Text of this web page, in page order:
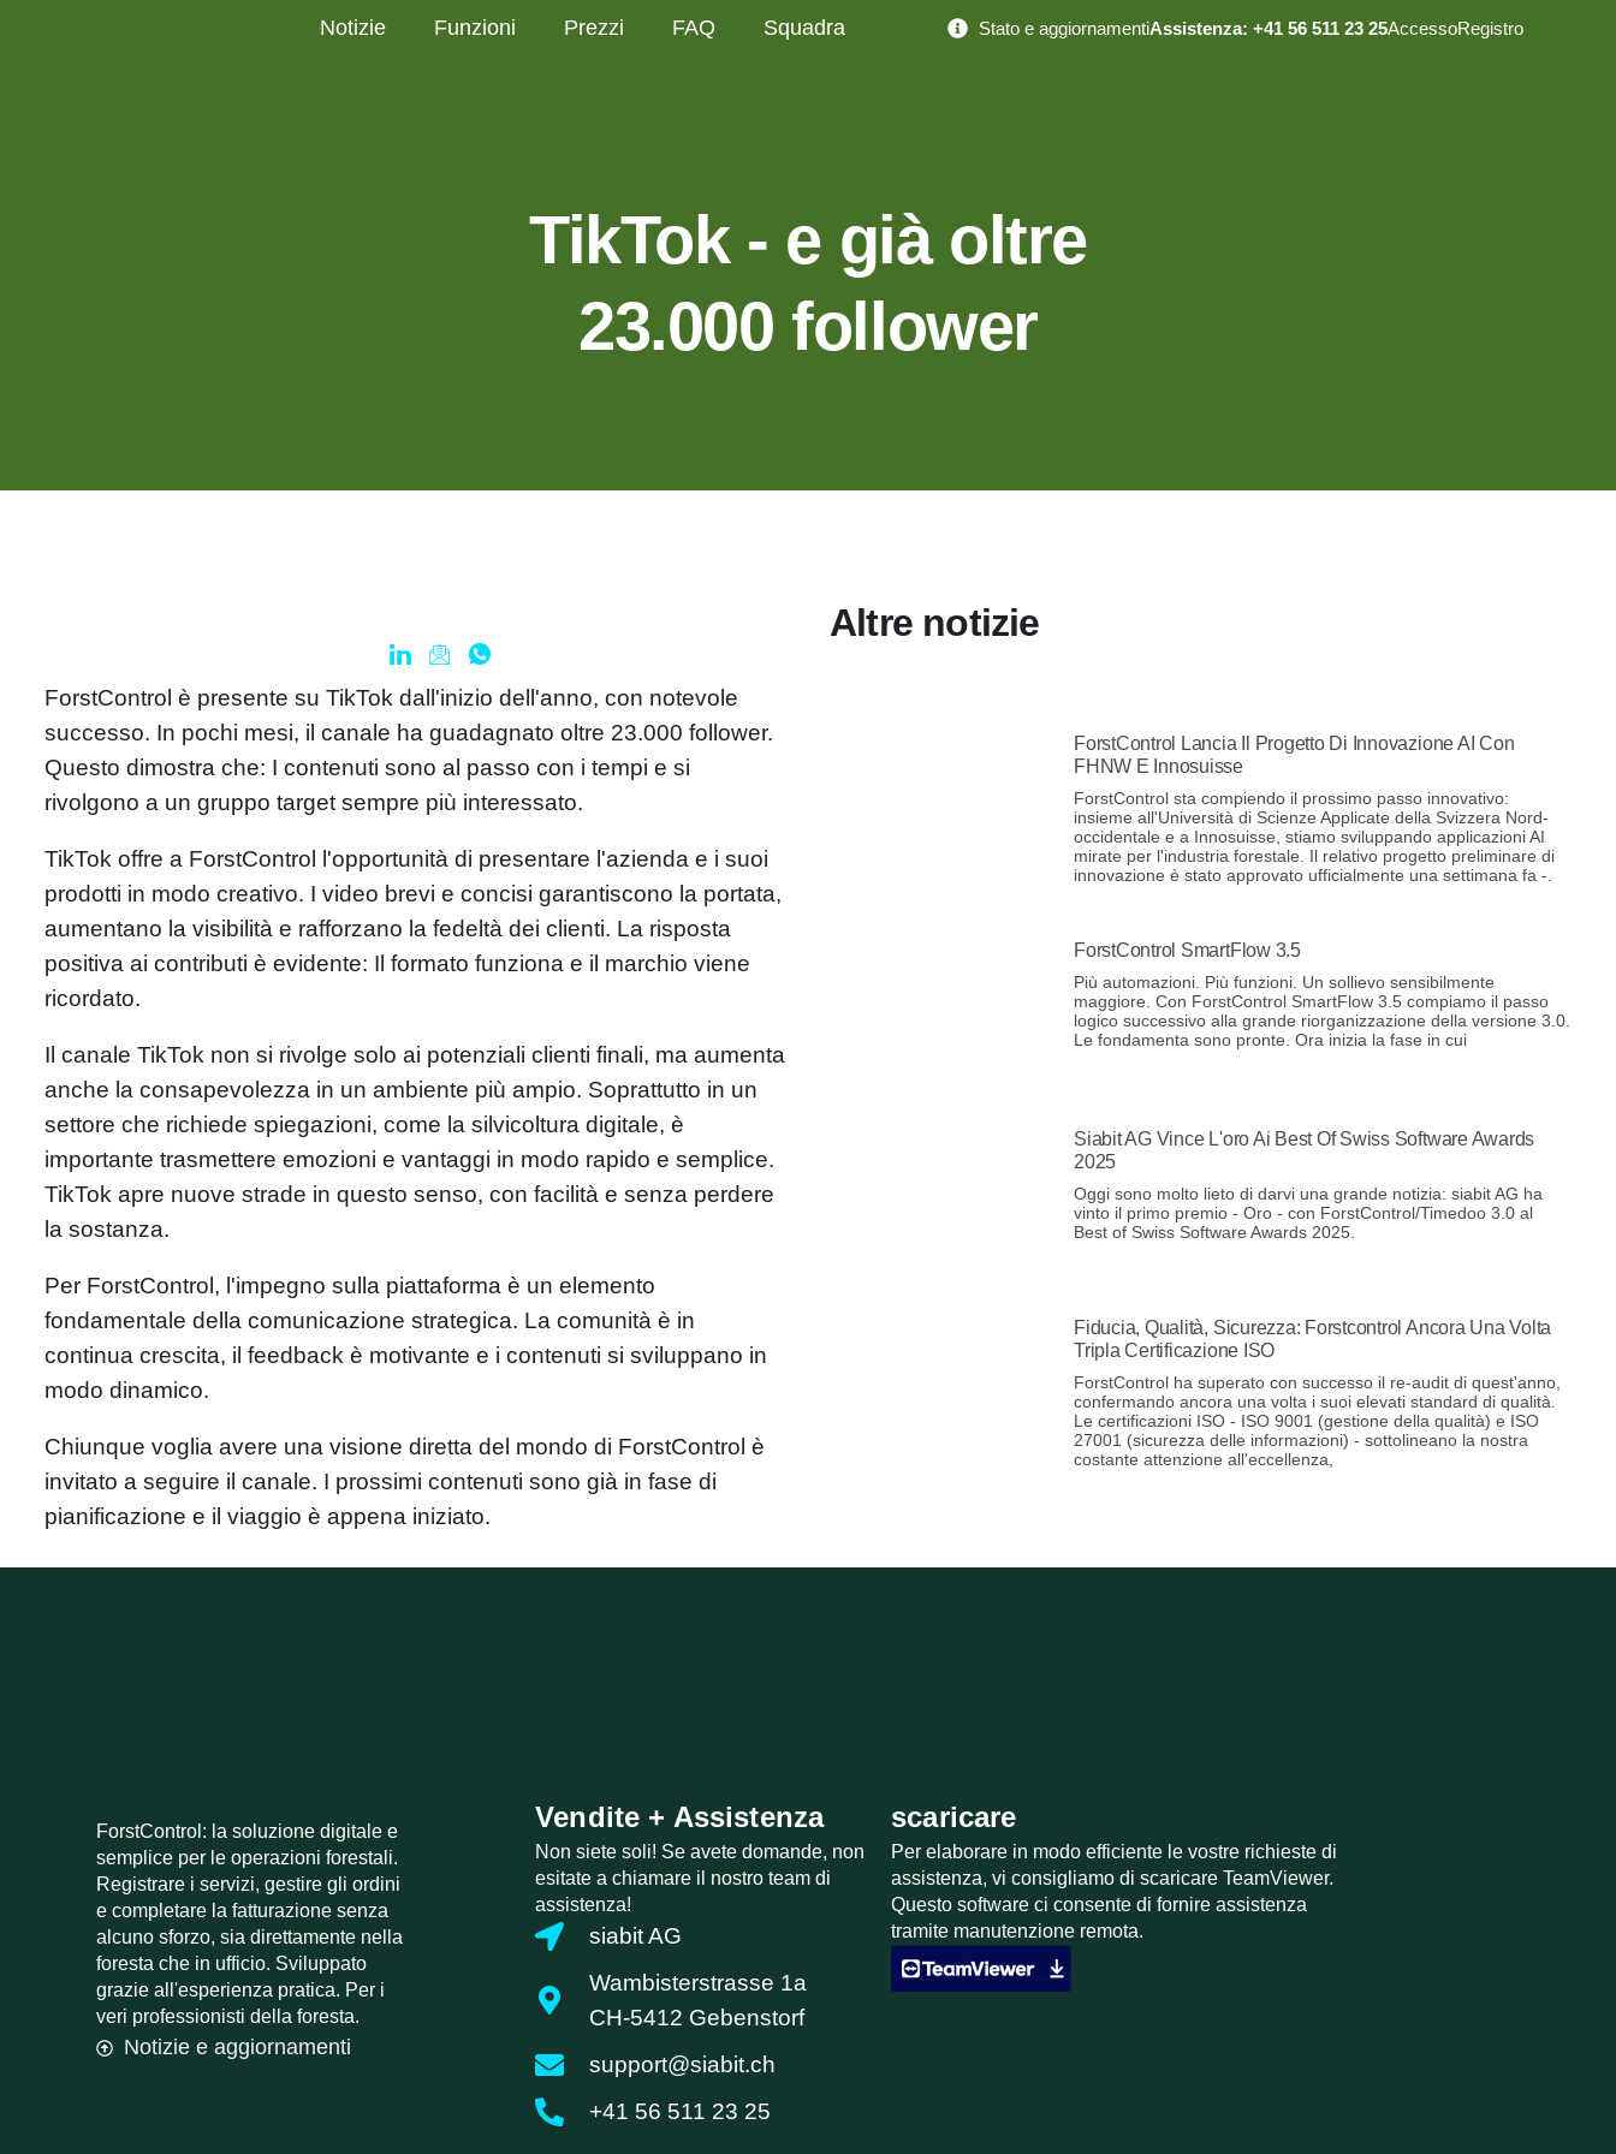
Notizie Funzioni Prezzi FAQ Squadra Stato e aggiornamentiAssistenza: +41 56 511 23 25AccessoRegistro
TikTok - e già oltre
23.000 follower
ForstControl è presente su TikTok dall'inizio dell'anno, con notevole
successo. In pochi mesi, il canale ha guadagnato oltre 23.000 follower.
Questo dimostra che: I contenuti sono al passo con i tempi e si
rivolgono a un gruppo target sempre più interessato.
TikTok offre a ForstControl l'opportunità di presentare l'azienda e i suoi
prodotti in modo creativo. I video brevi e concisi garantiscono la portata,
aumentano la visibilità e rafforzano la fedeltà dei clienti. La risposta
positiva ai contributi è evidente: Il formato funziona e il marchio viene
ricordato.
Il canale TikTok non si rivolge solo ai potenziali clienti finali, ma aumenta
anche la consapevolezza in un ambiente più ampio. Soprattutto in un
settore che richiede spiegazioni, come la silvicoltura digitale, è
importante trasmettere emozioni e vantaggi in modo rapido e semplice.
TikTok apre nuove strade in questo senso, con facilità e senza perdere
la sostanza.
Per ForstControl, l'impegno sulla piattaforma è un elemento
fondamentale della comunicazione strategica. La comunità è in
continua crescita, il feedback è motivante e i contenuti si sviluppano in
modo dinamico.
Chiunque voglia avere una visione diretta del mondo di ForstControl è
invitato a seguire il canale. I prossimi contenuti sono già in fase di
pianificazione e il viaggio è appena iniziato.
Altre notizie
ForstControl Lancia Il Progetto Di Innovazione AI Con
FHNW E Innosuisse
ForstControl sta compiendo il prossimo passo innovativo:
insieme all'Università di Scienze Applicate della Svizzera Nord-
occidentale e a Innosuisse, stiamo sviluppando applicazioni AI
mirate per l'industria forestale. Il relativo progetto preliminare di
innovazione è stato approvato ufficialmente una settimana fa -.
ForstControl SmartFlow 3.5
Più automazioni. Più funzioni. Un sollievo sensibilmente
maggiore. Con ForstControl SmartFlow 3.5 compiamo il passo
logico successivo alla grande riorganizzazione della versione 3.0.
Le fondamenta sono pronte. Ora inizia la fase in cui
Siabit AG Vince L'oro Ai Best Of Swiss Software Awards
2025
Oggi sono molto lieto di darvi una grande notizia: siabit AG ha
vinto il primo premio - Oro - con ForstControl/Timedoo 3.0 al
Best of Swiss Software Awards 2025.
Fiducia, Qualità, Sicurezza: Forstcontrol Ancora Una Volta
Tripla Certificazione ISO
ForstControl ha superato con successo il re-audit di quest'anno,
confermando ancora una volta i suoi elevati standard di qualità.
Le certificazioni ISO - ISO 9001 (gestione della qualità) e ISO
27001 (sicurezza delle informazioni) - sottolineano la nostra
costante attenzione all'eccellenza,
ForstControl: la soluzione digitale e
semplice per le operazioni forestali.
Registrare i servizi, gestire gli ordini
e completare la fatturazione senza
alcuno sforzo, sia direttamente nella
foresta che in ufficio. Sviluppato
grazie all'esperienza pratica. Per i
veri professionisti della foresta.
Notizie e aggiornamenti
Vendite + Assistenza
Non siete soli! Se avete domande, non
esitate a chiamare il nostro team di
assistenza!
siabit AG
Wambisterstrasse 1a
CH-5412 Gebenstorf
support@siabit.ch
+41 56 511 23 25
scaricare
Per elaborare in modo efficiente le vostre richieste di
assistenza, vi consigliamo di scaricare TeamViewer.
Questo software ci consente di fornire assistenza
tramite manutenzione remota.